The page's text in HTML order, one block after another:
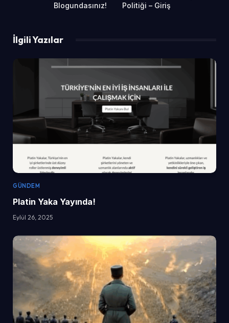
Blogundasınız!
Politiği – Giriş
İlgili Yazılar
GÜNDEM
Platin Yaka Yayında!
Eylül 26, 2025